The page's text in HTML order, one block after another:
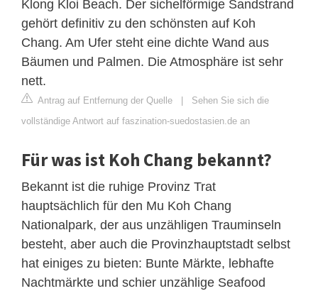
Klong Kloi Beach. Der sichelförmige Sandstrand
gehört definitiv zu den schönsten auf Koh
Chang. Am Ufer steht eine dichte Wand aus
Bäumen und Palmen. Die Atmosphäre ist sehr
nett.
Antrag auf Entfernung der Quelle
Sehen Sie sich die
vollständige Antwort auf faszination-suedostasien.de an
Für was ist Koh Chang bekannt?
Bekannt ist die ruhige Provinz Trat
hauptsächlich für den Mu Koh Chang
Nationalpark, der aus unzähligen Trauminseln
besteht, aber auch die Provinzhauptstadt selbst
hat einiges zu bieten: Bunte Märkte, lebhafte
Nachtmärkte und schier unzählige Seafood